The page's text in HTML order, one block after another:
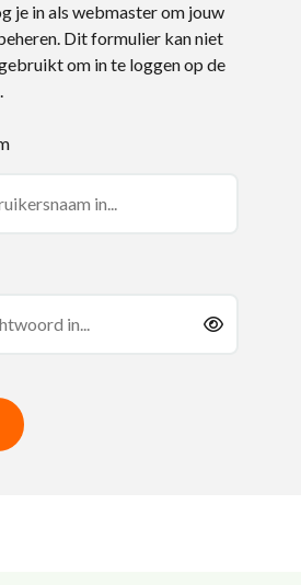
je in als webmaster om jouw
Dit formulier kan niet
om in te loggen op de